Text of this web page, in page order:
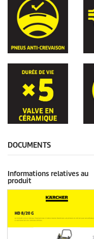
DOCUMENTS
Informations relatives au
produit